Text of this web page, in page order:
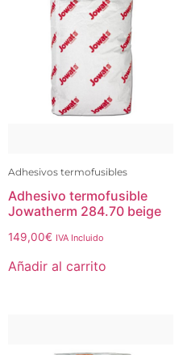
Adhesivos termofusibles
Adhesivo termofusible
Jowatherm 284.70 beige
149,00€ IVA Incluido
Añadir al carrito